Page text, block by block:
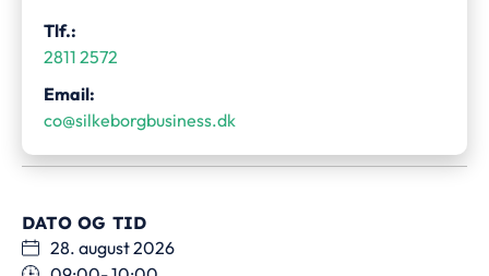
Tlf.:
2811 2572
Email:
co@silkeborgbusiness.dk
DATO OG TID
28. august 2026